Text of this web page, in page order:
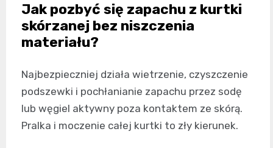
Jak pozbyć się zapachu z kurtki
skórzanej bez niszczenia
materiału?
Najbezpieczniej działa wietrzenie, czyszczenie
podszewki i pochłanianie zapachu przez sodę
lub węgiel aktywny poza kontaktem ze skórą.
Pralka i moczenie całej kurtki to zły kierunek.